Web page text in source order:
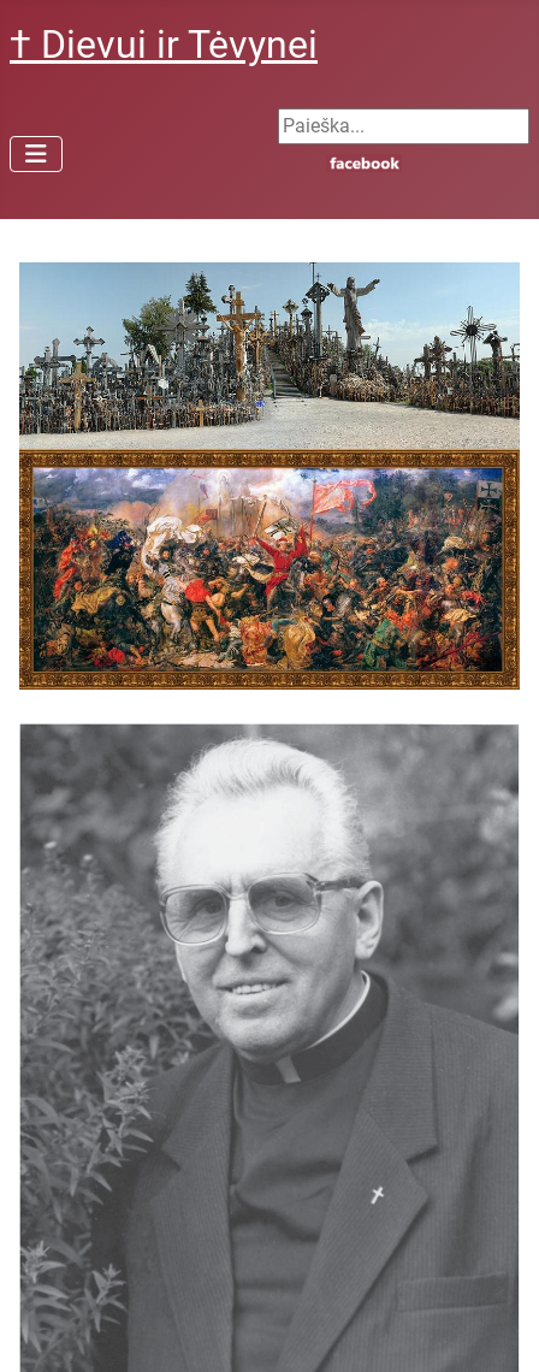
† Dievui ir Tėvynei
Search ...